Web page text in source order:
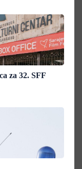
za 32. SFF